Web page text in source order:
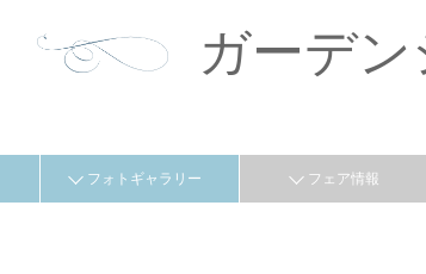
ガーデ
フォトギャラリー フェア情報